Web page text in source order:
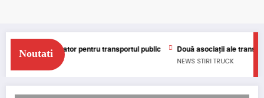
Noutati
caută operator pentru transportul public Două asociații ale
NEWS STIRI TRUCK